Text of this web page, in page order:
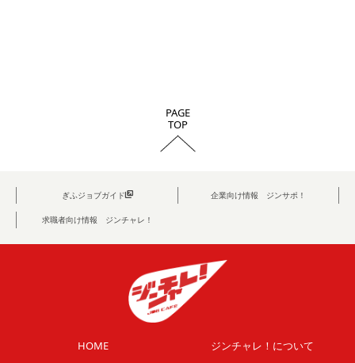
PAGE
TOP
ぎふジョブガイド 企業向け情報 ジンサポ！
求職者向け情報 ジンチャレ！
HOME
ジンチャレ！について